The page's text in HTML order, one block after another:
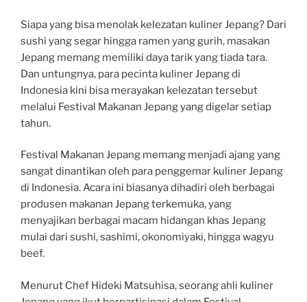
Siapa yang bisa menolak kelezatan kuliner Jepang? Dari
sushi yang segar hingga ramen yang gurih, masakan
Jepang memang memiliki daya tarik yang tiada tara.
Dan untungnya, para pecinta kuliner Jepang di
Indonesia kini bisa merayakan kelezatan tersebut
melalui Festival Makanan Jepang yang digelar setiap
tahun.
Festival Makanan Jepang memang menjadi ajang yang
sangat dinantikan oleh para penggemar kuliner Jepang
di Indonesia. Acara ini biasanya dihadiri oleh berbagai
produsen makanan Jepang terkemuka, yang
menyajikan berbagai macam hidangan khas Jepang
mulai dari sushi, sashimi, okonomiyaki, hingga wagyu
beef.
Menurut Chef Hideki Matsuhisa, seorang ahli kuliner